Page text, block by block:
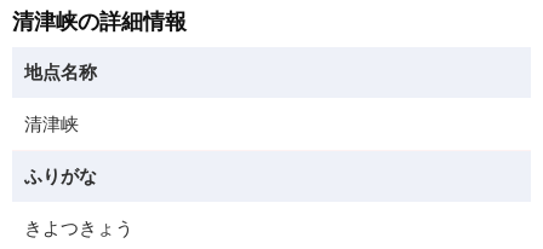
清津峡の詳細情報
地点名称
清津峡
ふりがな
きよつきょう